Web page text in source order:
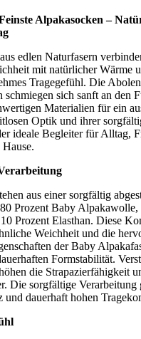
Alpakasocken –
edlen Naturfasern
mit natürlicher Wärme
Tragegefühl. Die
schmiegen sich sanft an den
Materialien für ein
Optik und ihrer
ideale Begleiter für Alltag,
aus einer sorgfältig
Prozent Baby Alpakawolle,
Prozent Elasthan. Diese
Weichheit und die
der Baby
Formstabilität.
die Strapazierfähigkeit
Die sorgfältige Verarbeitung
und dauerhaft hohen